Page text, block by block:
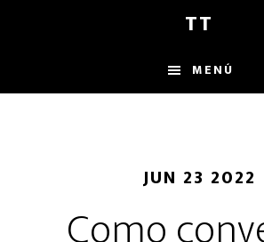
principal
barra
de
TT
MENÚ
JUN 23 2022